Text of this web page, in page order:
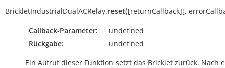
BrickletIndustrialDualACRelay.reset([returnCallback][,
Callback-Parameter:
undefined
Rückgabe:
undefined
Ein Aufruf dieser Funktion setzt das Bricklet zurück. Nach